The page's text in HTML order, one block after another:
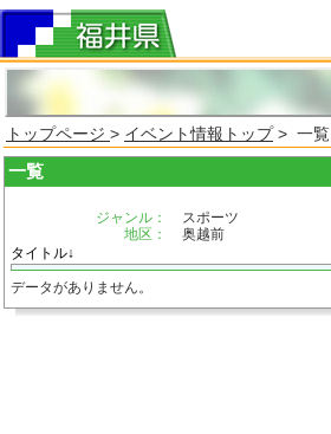
トップページ > イベント情報トップ> 一覧
一覧
ジャンル：
スポーツ
地区：
奥越前
タイトル↓
データがありません。